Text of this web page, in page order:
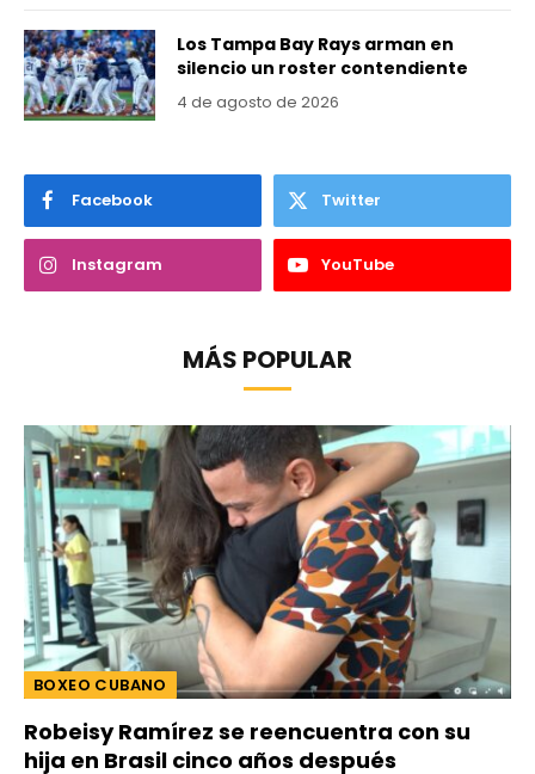
Los Tampa Bay Rays arman en
silencio un roster contendiente
4 de agosto de 2026
Facebook Twitter
Instagram YouTube
MÁS POPULAR
BOXEO CUBANO
Robeisy Ramírez se reencuentra con su
hija en Brasil cinco años después